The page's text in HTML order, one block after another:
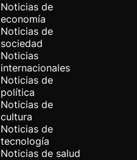
Noticias de
economía
Noticias de
sociedad
Noticias
internacionales
Noticias de
política
Noticias de
cultura
Noticias de
tecnología
Noticias de salud